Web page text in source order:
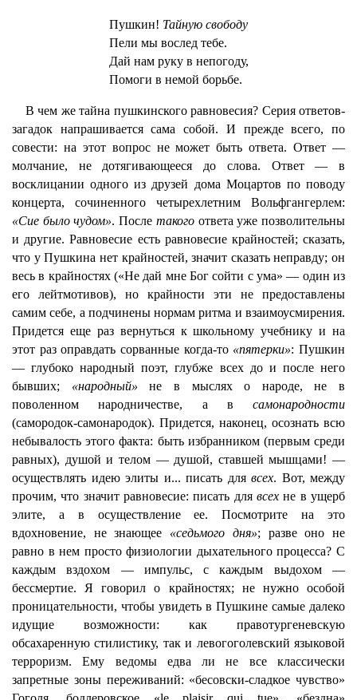
Пушкин! Тайную свободу
Пели мы вослед тебе.
Дай нам руку в непогоду,
Помоги в немой борьбе.
В чем же тайна пушкинского равновесия? Серия ответов-
загадок напрашивается сама собой. И прежде всего, по
совести: на этот вопрос не может быть ответа. Ответ —
молчание, не дотягивающееся до слова. Ответ — в
восклицании одного из друзей дома Моцартов по поводу
концерта, сочиненного четырехлетним Вольфгангерлем:
«Сие было чудом». После такогоответа уже позволительны
и другие. Равновесие есть равновесие крайностей; сказать,
что у Пушкина нет крайностей, значит сказать неправду; он
весь в крайностях («Не дай мне Бог сойти с ума» — один из
его лейтмотивов), но крайности эти не предоставлены
самим себе, а подчинены нормам ритма и взаимоусмирения.
Придется еще раз вернуться к школьному учебнику и на
этот раз оправдать сорванные когда-то «пятерки»: Пушкин
— глубоко народный поэт, глубже всех до и после него
бывших; «народный» не в мыслях о народе, не в
поволенном народничестве, а в самонародности
(самородок-самонародок). Придется, наконец, осознать всю
небывалость этого факта: быть избранником (первым среди
равных), душой и телом — душой, ставшей мышцами! —
осуществлять идею элиты и... писать для всех. Вот, между
прочим, что значит равновесие: писать для всех не в ущерб
элите, а в осуществление ее. Посмотрите на это
вдохновение, не знающее «седьмого дня»; разве оно не
равно в нем просто физиологии дыхательного процесса? С
каждым вздохом — импульс, с каждым выдохом —
бессмертие. Я говорил о крайностях; не нужно особой
проницательности, чтобы увидеть в Пушкине самые далеко
идущие возможности: как правотургеневскую
обсахаренную стилистику, так и левогоголевский языковой
терроризм. Ему ведомы едва ли не все классически
запретные зоны переживаний: «бесовски-сладкое чувство»